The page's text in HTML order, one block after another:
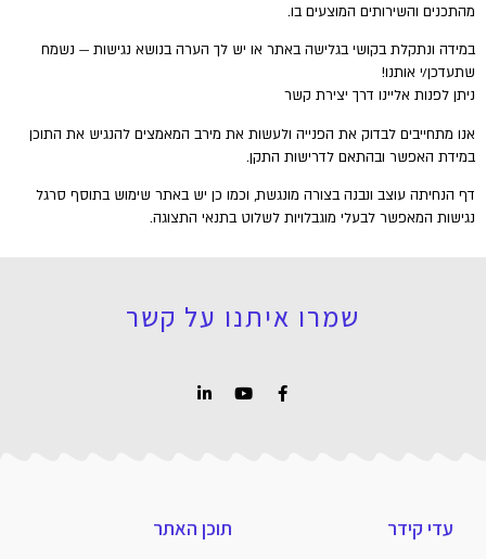
מהתכנים והשירותים המוצעים בו.
במידה ונתקלת בקושי בגלישה באתר או יש לך הערה בנושא נגישות — נשמח
שתעדכן/י אותנו!
ניתן לפנות אליינו דרך יצירת קשר
אנו מתחייבים לבדוק את הפנייה ולעשות את מירב המאמצים להנגיש את התוכן
במידת האפשר ובהתאם לדרישות התקן.
דף הנחיתה עוצב ונבנה בצורה מונגשת, וכמו כן יש באתר שימוש בתוסף סרגל
נגישות המאפשר לבעלי מוגבלויות לשלוט בתנאי התצוגה.
שמרו איתנו על קשר
עדי קידר תוכן האתר